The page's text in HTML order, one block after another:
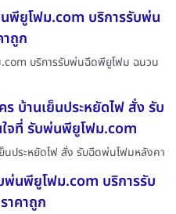
พียูโฟม.com บริการรับพ่น
ถูก
บริการรับพ่นฉีดพียูโฟม ฉนวน
บ้านเย็นประหยัดไฟ สั่ง รับ
จที่ รับพ่นพียูโฟม.com
ประหยัดไฟ สั่ง รับฉีดพ่นโฟมหลังคา
นพียูโฟม.com บริการรับ
าคาถูก